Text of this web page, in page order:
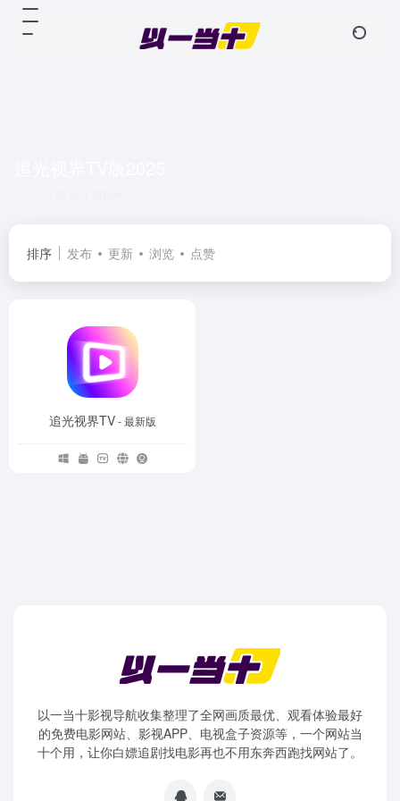
排序 发布 更新 浏览 点赞
追光视界TV- 最新版
以一当十影视导航收集整理了全网画质最优、观看体验最好
的免费电影网站、影视APP、电视盒子资源等，一个网站当
十个用，让你白嫖追剧找电影再也不用东奔西跑找网站了。